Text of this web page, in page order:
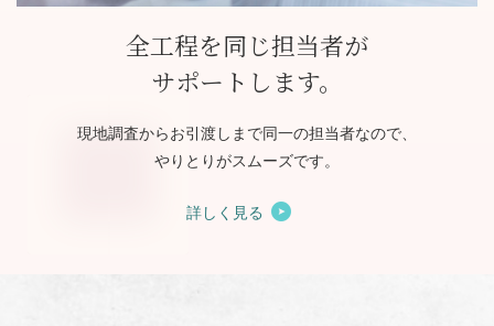
全工程を同じ担当者が
サポートします。
現地調査からお引渡しまで同一の担当者なので、
やりとりがスムーズです。
詳しく見る